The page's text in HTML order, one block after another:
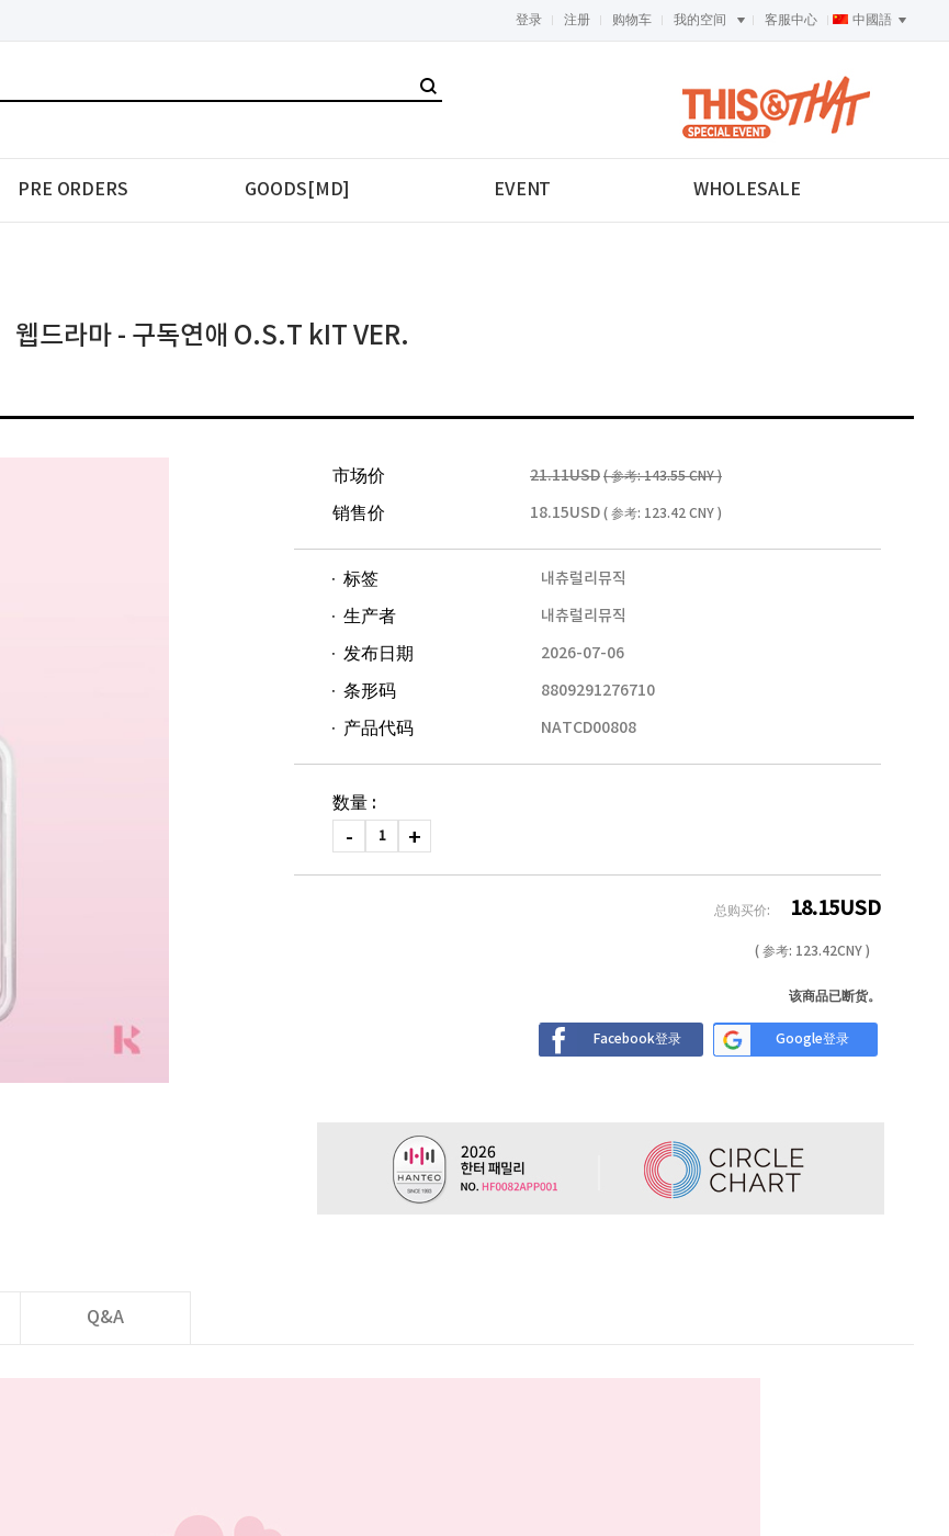
登录 注册 购物车 我的空间 客服中心 中國語
<-->
PRE ORDERS GOODS[MD] EVENT WHOLESALE
웹드라마 - 구독연애 O.S.T kIT VER.
市场价 21.11USD ( 参考: 143.55 CNY )
销售价 18.15USD ( 参考: 123.42 CNY )
标签 내츄럴리뮤직
生产者 내츄럴리뮤직
发布日期 2026-07-06
条形码 8809291276710
产品代码 NATCD00808
数量 :
总购买价: 18.15USD
( 参考: 123.42CNY )
该商品已断货。
Facebook登录 Google登录
Q&A